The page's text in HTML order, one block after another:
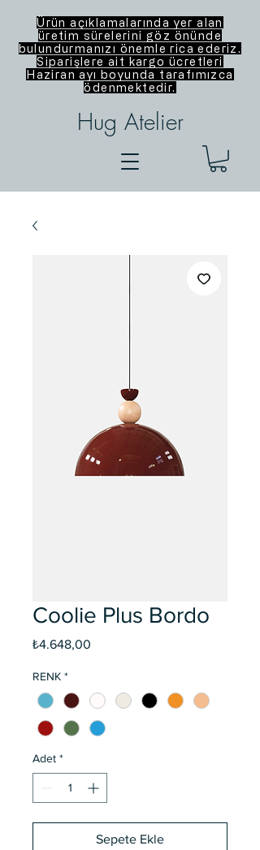
Ürün açıklamalarında yer alan
üretim sürelerini göz önünde
bulundurmanızı önemle rica ederiz.
Siparişlere ait kargo ücretleri
Haziran ayı boyunda tarafımızca
ödenmektedir.
Hug Atelier
Coolie Plus Bordo
₺4.648,00
RENK *
Adet *
Sepete Ekle